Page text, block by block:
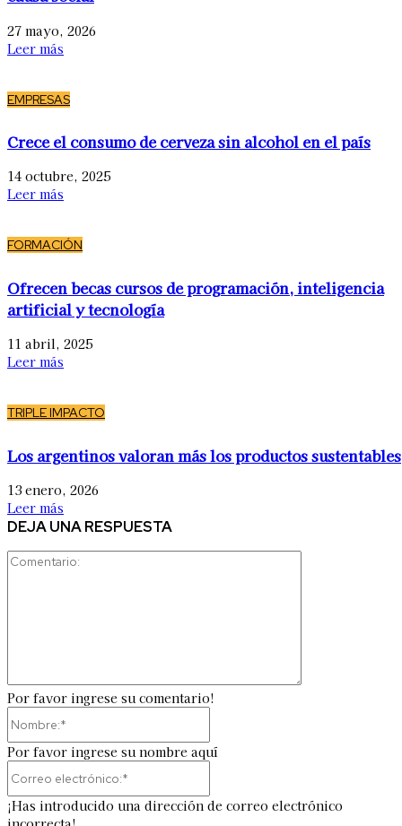
27 mayo, 2026
Leer más
EMPRESAS
Crece el consumo de cerveza sin alcohol en el país
14 octubre, 2025
Leer más
FORMACIÓN
Ofrecen becas cursos de programación, inteligencia
artificial y tecnología
11 abril, 2025
Leer más
TRIPLE IMPACTO
Los argentinos valoran más los productos sustentables
13 enero, 2026
Leer más
DEJA UNA RESPUESTA
Por favor ingrese su comentario!
Por favor ingrese su nombre aquí
¡Has introducido una dirección de correo electrónico